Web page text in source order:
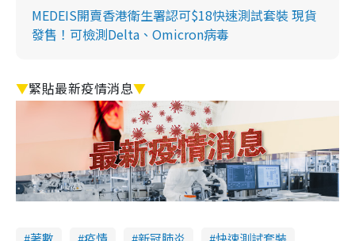
MEDEIS開賣香港衛生署認可$18快速測試套裝 現貨
發售！可檢測Delta、Omicron病毒
▼緊貼最新疫情消息▼